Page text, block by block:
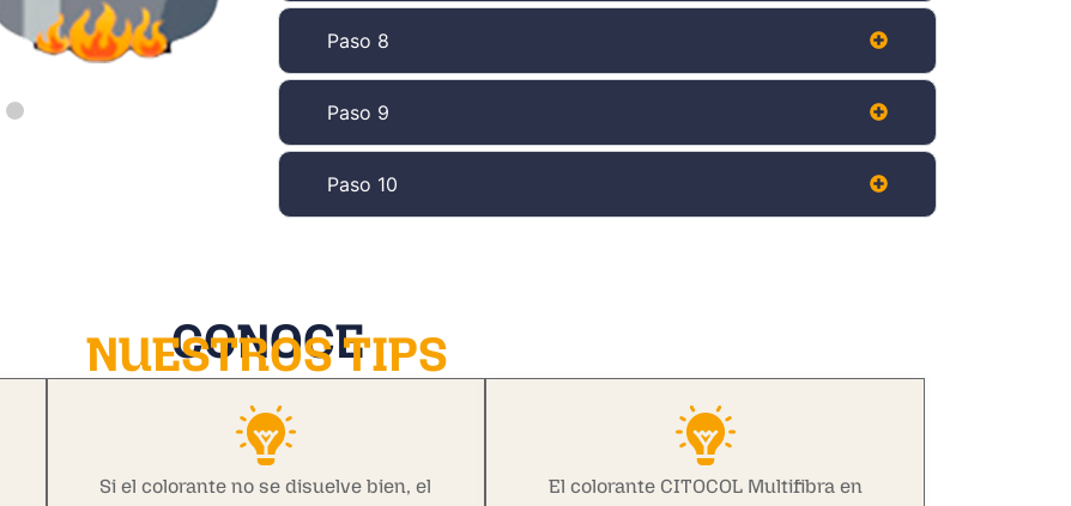
Paso 8
Paso 9
Paso 10
CONOCE
NUESTROS TIPS
Si el colorante no se disuelve bien, el
El colorante CITOCOL Multifibra en